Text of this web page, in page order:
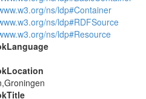
ns/ldp#Container
ns/ldp#RDFSource
ns/ldp#Resource